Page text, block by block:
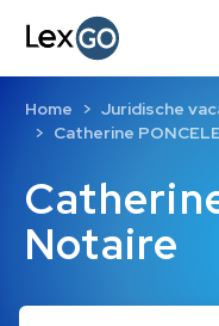
Notaire
Home
Juridische
Catherine